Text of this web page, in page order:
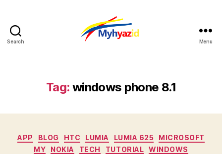
Search Menu
Tag: windows phone 8.1
Categories
APP BLOG HTC LUMIA LUMIA 625
MICROSOFT
MY
NOKIA TECH TUTORIAL WINDOWS